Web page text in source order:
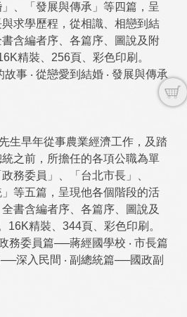
、「發展與傳承」等四篇，呈
求學歷程，從相識、相戀到結
含編者序、各篇序、圖說及附
精裝、256頁、彩色印刷。
故事 ‧ 從戀愛到結婚 ‧ 發展與傳承
生早年從事農業經濟工作，及踏
之前，所擔任的各項公職為單
務委員」、「台北市長」、
」等五篇，呈現他各個階段的活
書含編者序、各篇序、圖說及
16K精裝、344頁、彩色印刷。
務委員篇──蔣經國學校 ‧ 市長篇
深入民間 ‧ 副總統篇──國政副